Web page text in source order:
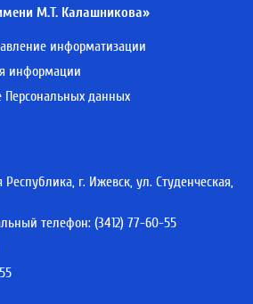
М.Т. Калашникова»
информатизации
информации
Персональных данных
Республика, г. Ижевск, ул. Студенческая,
телефон: (3412) 77-60-55